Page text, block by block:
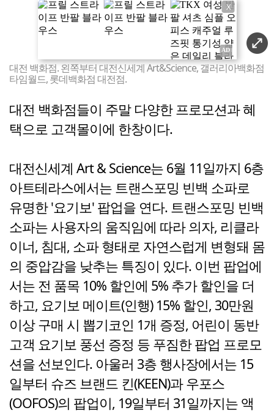
X
대전 백화점. 왼쪽부터 대전신세계 Art&Science, 갤러리아백화점
타임월드, 롯데백화점 대전점.
대전 백화점들이 주말 다양한 프로모션과 혜
택으로 고객몰이에 한창이다.
대전신세계 Art & Science는 6월 11일까지 6층
아트테라스에서는 트랜스포밍 빈백 소파로
유명한 '요기보' 팝업을 연다. 트랜스포밍 빈백
소파는 사용자의 움직임에 따라 의자, 리클라
이너, 침대, 소파 형태로 자연스럽게 변형돼 몸
의 중압감을 낮추는 특징이 있다. 이번 팝업에
서는 전 품목 10% 할인에 5% 추가 할인을 더
하고, 요기보 메이트(인행) 15% 할인, 30만원
이상 구매 시 뽑기코인 1개 증정, 어린이 동반
고객 요기보 풍선 증정 등 푸짐한 팝업 프로모
션을 선보인다. 아울러 3층 행사장에서는 15
일부터 슈즈 브랜드 킨(KEEN)과 우포스
(OOFOS)의 팝업이, 19일부터 31일까지는 액